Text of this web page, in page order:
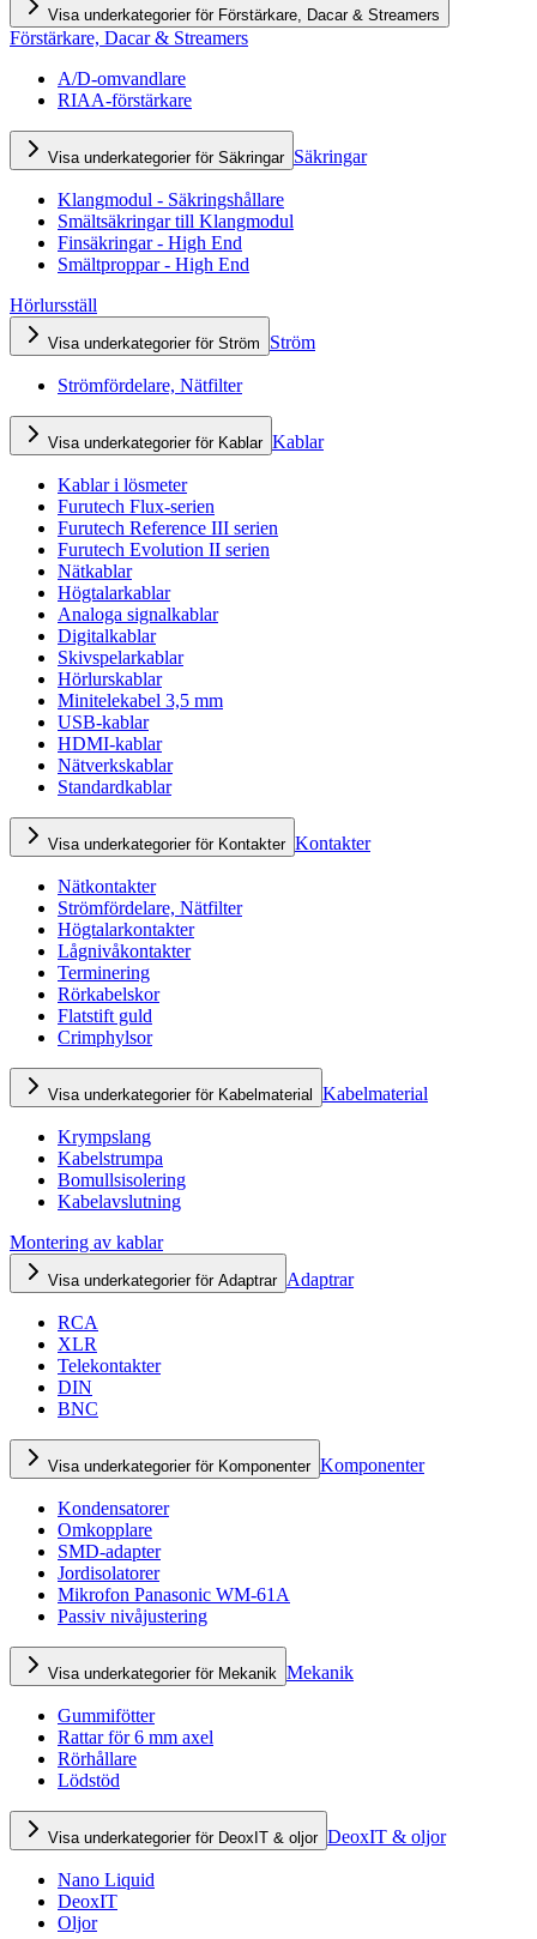
Visa underkategorier för Förstärkare, Dacar & Streamers
Förstärkare, Dacar & Streamers
A/D-omvandlare
RIAA-förstärkare
Visa underkategorier för Säkringar Säkringar
Klangmodul - Säkringshållare
Smältsäkringar till Klangmodul
Finsäkringar - High End
Smältproppar - High End
Hörlursställ
Visa underkategorier för Ström Ström
Strömfördelare, Nätfilter
Visa underkategorier för Kablar Kablar
Kablar i lösmeter
Furutech Flux-serien
Furutech Reference III serien
Furutech Evolution II serien
Nätkablar
Högtalarkablar
Analoga signalkablar
Digitalkablar
Skivspelarkablar
Hörlurskablar
Minitelekabel 3,5 mm
USB-kablar
HDMI-kablar
Nätverkskablar
Standardkablar
Visa underkategorier för Kontakter Kontakter
Nätkontakter
Strömfördelare, Nätfilter
Högtalarkontakter
Lågnivåkontakter
Terminering
Rörkabelskor
Flatstift guld
Crimphylsor
Visa underkategorier för Kabelmaterial Kabelmaterial
Krympslang
Kabelstrumpa
Bomullsisolering
Kabelavslutning
Montering av kablar
Visa underkategorier för Adaptrar Adaptrar
RCA
XLR
Telekontakter
DIN
BNC
Visa underkategorier för Komponenter Komponenter
Kondensatorer
Omkopplare
SMD-adapter
Jordisolatorer
Mikrofon Panasonic WM-61A
Passiv nivåjustering
Visa underkategorier för Mekanik Mekanik
Gummifötter
Rattar för 6 mm axel
Rörhållare
Lödstöd
Visa underkategorier för DeoxIT & oljor DeoxIT & oljor
Nano Liquid
DeoxIT
Oljor